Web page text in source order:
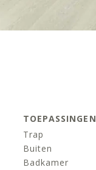
TOEPASSINGEN
Trap
Buiten
Badkamer